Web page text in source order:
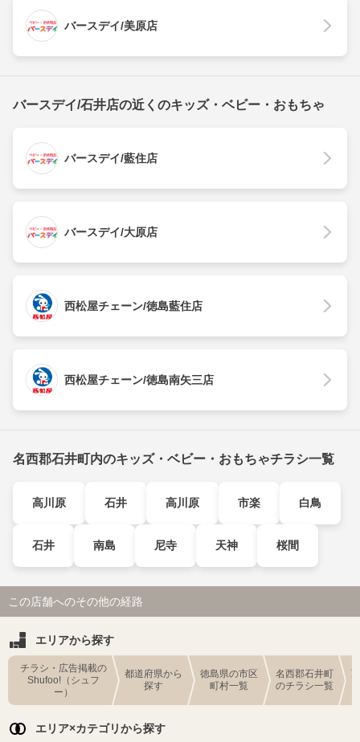
バースデイ/美原店
バースデイ/石井店の近くのキッズ・ベビー・おもちゃ
バースデイ/藍住店
バースデイ/大原店
西松屋チェーン/徳島藍住店
西松屋チェーン/徳島南矢三店
名西郡石井町内のキッズ・ベビー・おもちゃチラシ一覧
高川原 石井 高川原 市楽 白鳥
石井 南島 尼寺 天神 桜間
この店舗へのその他の経路
エリアから探す
チラシ・広告掲載の
Shufoo!（シュフ
ー）
都道府県から
探す
徳島県の市区
町村一覧
名西郡石井町
のチラシ一覧
エリア×カテゴリから探す